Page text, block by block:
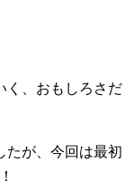
く、おもしろさだ
たが、今回は最初